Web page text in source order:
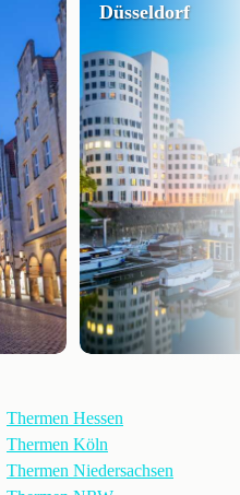
Düsseldorf
Thermen Hessen
Thermen Köln
Thermen Niedersachsen